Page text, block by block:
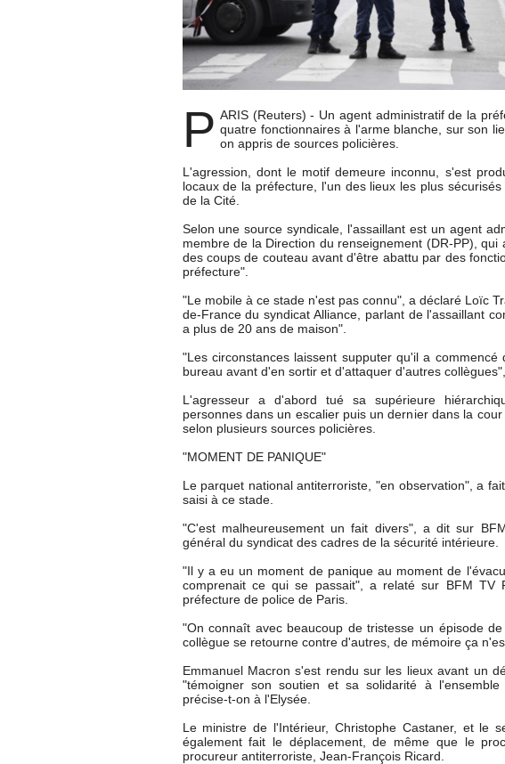
P ARIS (Reuters) - Un agent administratif de la
quatre fonctionnaires à l'arme blanche, sur son
on appris de sources policières.
L'agression, dont le motif demeure inconnu, s'est
locaux de la préfecture, l'un des lieux les plus
de la Cité.
Selon une source syndicale, l'assaillant est un agent
membre de la Direction du renseignement (DR-PP),
des coups de couteau avant d'être abattu par des
préfecture".
"Le mobile à ce stade n'est pas connu", a déclaré Loïc
de-France du syndicat Alliance, parlant de l'assaillant
a plus de 20 ans de maison".
"Les circonstances laissent supputer qu'il a
bureau avant d'en sortir et d'attaquer d'autres
L'agresseur a d'abord tué sa supérieure
personnes dans un escalier puis un dernier dans la
selon plusieurs sources policières.
"MOMENT DE PANIQUE"
Le parquet national antiterroriste, "en observation", a
saisi à ce stade.
"C'est malheureusement un fait divers", a dit sur
général du syndicat des cadres de la sécurité intérieure.
"Il y a eu un moment de panique au moment de
comprenait ce qui se passait", a relaté sur BFM TV
préfecture de police de Paris.
"On connaît avec beaucoup de tristesse un épisode
collègue se retourne contre d'autres, de mémoire ça
Emmanuel Macron s'est rendu sur les lieux avant un
"témoigner son soutien et sa solidarité à
précise-t-on à l'Elysée.
Le ministre de l'Intérieur, Christophe Castaner, et le
également fait le déplacement, de même que le
procureur antiterroriste, Jean-François Ricard.